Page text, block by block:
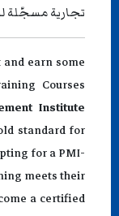
تجارية مسجّلة
earn some
Courses
Institute
standard for
for a PMI-
meets their
a certified